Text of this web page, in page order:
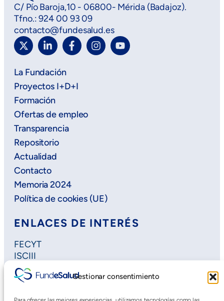
Gestionar consentimiento
C/ Pío Baroja,10 - 06800- Mérida (Badajoz).
Tfno.: 924 00 93 09
contacto@fundesalud.es
La Fundación
Proyectos I+D+I
Formación
Ofertas de empleo
Transparencia
Repositorio
Actualidad
Contacto
Memoria 2024
Política de cookies (UE)
ENLACES DE INTERÉS
FECYT
ISCIII
Horizon Europe
Plan Regional de Investigación